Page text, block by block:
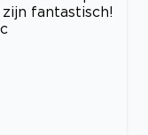
fantastisch!